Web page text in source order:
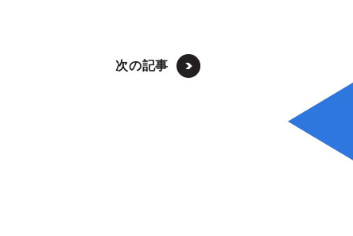
次の記事